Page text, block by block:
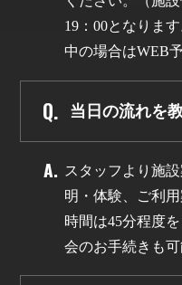
19：00となりま
中の場合はWEB
当日の流れを
スタッフより施
明・体験、ご利
時間は45分程度
会のお手続きも可